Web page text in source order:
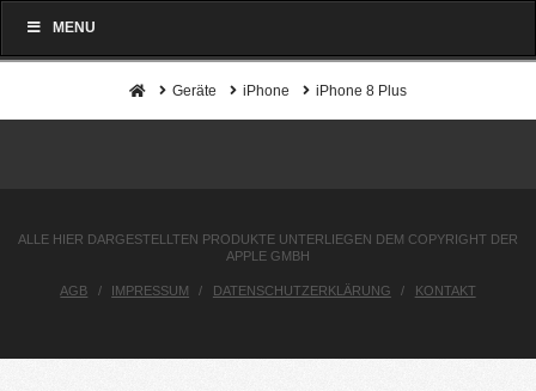
MENU
HomeGeräte iPhone iPhone 8 Plus
ALLE HIER DARGESTELLTEN PRODUKTE UNTERLIEGEN DEM COPYRIGHT DER
APPLE GMBH
AGB IMPRESSUM DATENSCHUTZERKLÄRUNG KONTAKT